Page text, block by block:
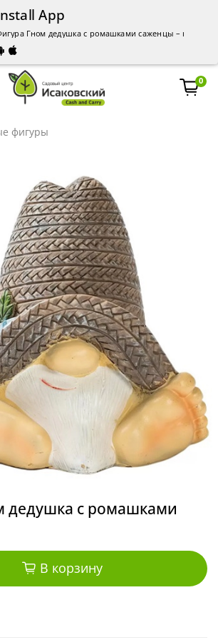
App
Гном дедушка с ромашками саженцы – купить
0
фигуры
дедушка с ромашками
В корзину